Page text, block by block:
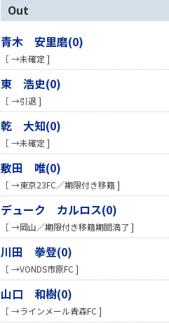
Out
青木 安里磨(0)
［ →未確定 ]
東 浩史(0)
［ →引退 ]
乾 大知(0)
［ →未確定 ]
敷田 唯(0)
［ →東京23FC／期限付き移籍 ]
デューク カルロス(0)
［ →岡山／期限付き移籍期間満了 ]
川田 拳登(0)
［ →VONDS市原FC ]
山口 和樹(0)
［ →ラインメール青森FC ]